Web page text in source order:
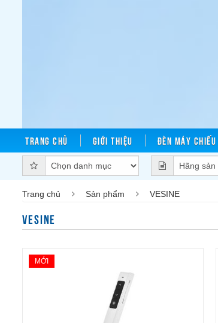
Trang chủ Giới thiệu Đèn máy chiếu
Trang chủ Sản phẩm VESINE
VESINE
MỚI